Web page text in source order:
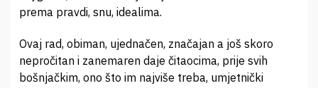
prema pravdi, snu, idealima.
Ovaj rad, obiman, ujednačen, značajan a još skoro
nepročitan i zanemaren daje čitaocima, prije svih
bošnjačkim, ono što im najviše treba, umjetnički